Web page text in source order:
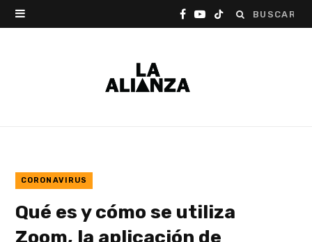
Buscar:
F
k
Y T
CORONAVIRUS
Qué es y cómo se utiliza
Zoom, la aplicación de